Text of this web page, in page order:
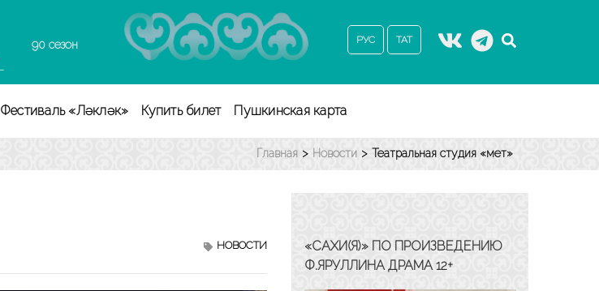
90 сезон РУС ТАТ
Фестиваль «Ләкләк» Купить билет Пушкинская карта
Главная > Новости > Театральная студия «Өмет»
НОВОСТИ
«САХИ(Я)» ПО ПРОИЗВЕДЕНИЮ
Ф.ЯРУЛЛИНА ДРАМА 12+